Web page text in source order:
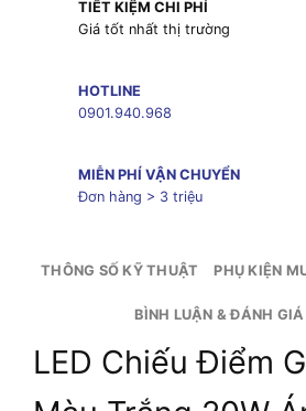
TIẾT KIỆM CHI PHÍ
Giá tốt nhất thị trường
HOTLINE
0901.940.968
MIỄN PHÍ VẬN CHUYỂN
Đơn hàng > 3 triệu
THÔNG SỐ KỸ THUẬT PHỤ KIỆN
BÌNH LUẬN & ĐÁNH GIÁ
LED Chiếu Điểm